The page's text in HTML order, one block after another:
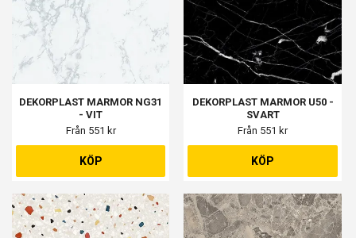
DEKORPLAST MARMOR NG31
- VIT
Från 551 kr
KÖP
DEKORPLAST MARMOR U50 -
SVART
Från 551 kr
KÖP